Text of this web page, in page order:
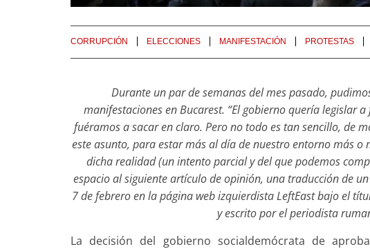
CORRUPCIÓN ELECCIONES MANIFESTACIÓN PROTESTAS
Durante un par de semanas del mes pasado,
manifestaciones en Bucarest. “El gobierno quería legislar
fuéramos a sacar en claro. Pero no todo es tan sencillo, de
este asunto, para estar más al día de nuestro entorno más
dicha realidad (un intento parcial y del que podemos
espacio al siguiente artículo de opinión, una traducción de
7 de febrero en la página web izquierdista LeftEast bajo el
y escrito por el periodista
La decisión del gobierno socialdemócrata de